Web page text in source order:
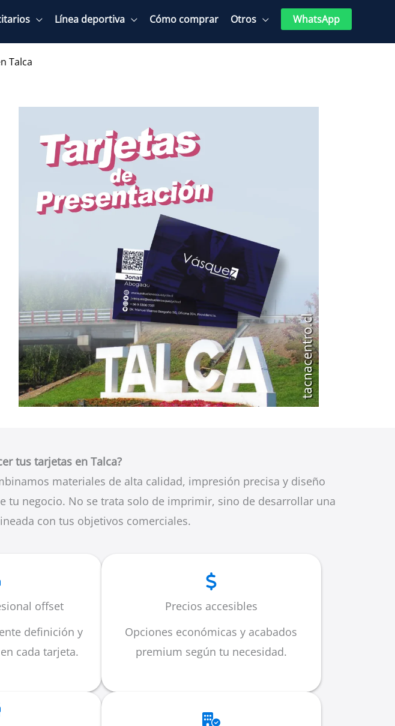
Línea deportiva Cómo comprar Otros WhatsApp
Talca
tus tarjetas en Talca?
materiales de alta calidad, impresión precisa y diseño
tu negocio. No se trata solo de imprimir, sino de desarrollar una
con tus objetivos comerciales.
offset
definición y
cada tarjeta.
Precios accesibles
Opciones económicas y acabados
premium según tu necesidad.